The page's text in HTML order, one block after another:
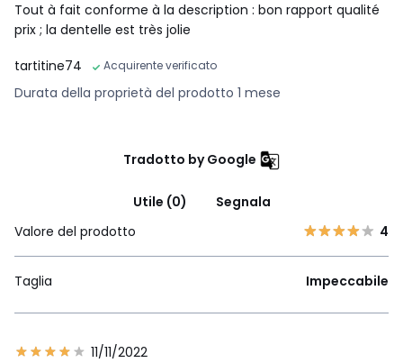
Tout à fait conforme à la description : bon rapport qualité
prix ; la dentelle est très jolie
tartitine74
Acquirente verificato
Durata della proprietà del prodotto 1 mese
Tradotto by Google
Utile (0)
Segnala
Valore del prodotto
4
Taglia Impeccabile
11/11/2022